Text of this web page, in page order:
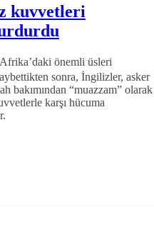
kuvvetleri
önemli üsleri
sonra, İngilizler, asker
bakımın­dan “muazzam” olarak
karşı hücu­ma